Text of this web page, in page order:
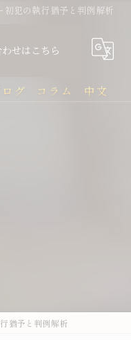
初犯の執行猶予と判例解析
せはこちら
グ コラム 中文
猶予と判例解析